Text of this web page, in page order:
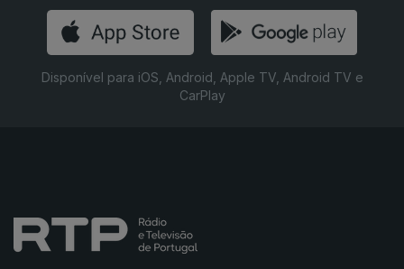
Disponível para iOS, Android, Apple TV, Android TV e
CarPlay